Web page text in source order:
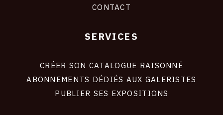
renforcée auprès d’un public passionné d’art.
30 jours (pack Boost total)
CONTACT
SERVICES
CRÉER SON CATALOGUE RAISONNÉ
ABONNEMENTS DÉDIÉS AUX GALERISTES
PUBLIER SES EXPOSITIONS